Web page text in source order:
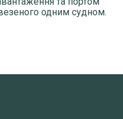
одним судном.